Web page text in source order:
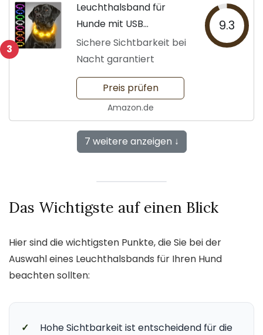
3
Leuchthalsband für
Hunde mit USB
Aufladung
Sichere Sichtbarkeit bei
Nacht garantiert
9.3
Preis prüfen
Amazon.de
7 weitere anzeigen ↓
Das Wichtigste auf einen Blick
Hier sind die wichtigsten Punkte, die Sie bei der
Auswahl eines Leuchthalsbands für Ihren Hund
beachten sollten:
✓
Hohe Sichtbarkeit ist entscheidend für die